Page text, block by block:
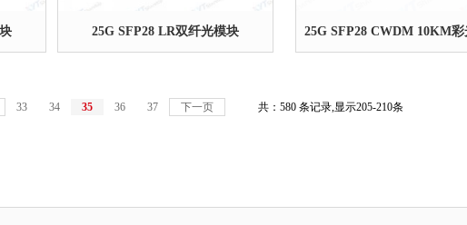
25G SFP28 LR双纤光模块 25G SFP28 CWDM 10KM
33 34 35 36 37 下一页 共：580 条记录,显示205-210条